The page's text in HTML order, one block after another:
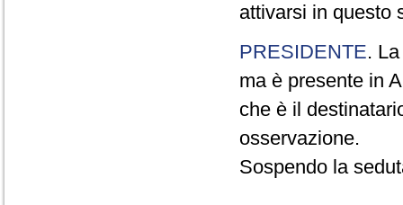
attivarsi in questo
PRESIDENTE.
ma è presente in
che è il
osservazione.
Sospendo la